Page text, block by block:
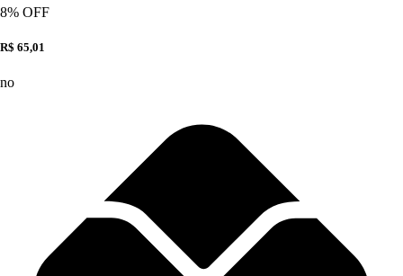
8% OFF
R$ 65,01
no